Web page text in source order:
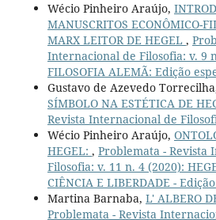
Wécio Pinheiro Araújo,
MANUSCRITOS ECONÔMICO-
MARX LEITOR DE HEGEL ,
Internacional de Filosofia: v. 9
FILOSOFIA ALEMÃ: Edição
Gustavo de Azevedo
SÍMBOLO NA ESTÉTICA DE
Revista Internacional de
Wécio Pinheiro Araújo,
HEGEL: , Problemata - Revista
Filosofia: v. 11 n. 4 (2020):
CIÊNCIA E LIBERDADE -
Martina Barnaba, L' ALBERO
Problemata - Revista